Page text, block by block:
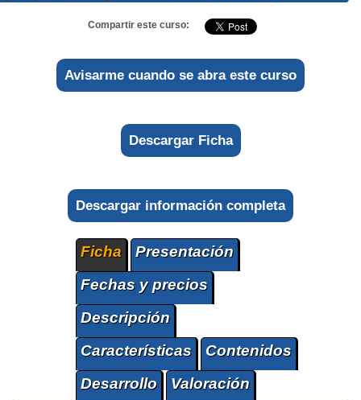
Compartir este curso:
Avisarme cuando se abra este curso
Descargar Ficha
Descargar información completa
Ficha
Presentación
Fechas y precios
Descripción
Características
Contenidos
Desarrollo
Valoración